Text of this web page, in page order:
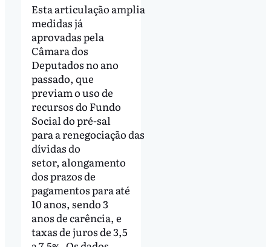
Esta articulação amplia
medidas já
aprovadas pela
Câmara dos
Deputados no ano
passado, que
previam o uso de
recursos do Fundo
Social do pré-sal
para a renegociação das
dívidas do
setor, alongamento
dos prazos de
pagamentos para até
10 anos, sendo 3
anos de carência, e
taxas de juros de 3,5